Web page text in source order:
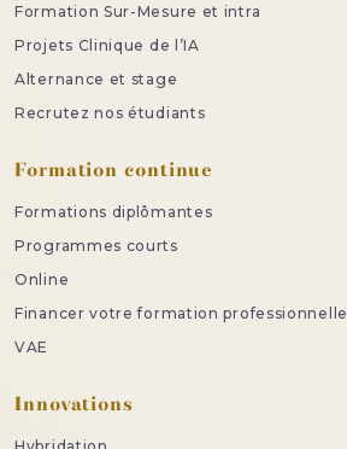
Formation Sur-Mesure et intra
Projets Clinique de l’IA
Alternance et stage
Recrutez nos étudiants
Formation continue
Formations diplômantes
Programmes courts
Online
Financer votre formation professionnelle
VAE
Innovations